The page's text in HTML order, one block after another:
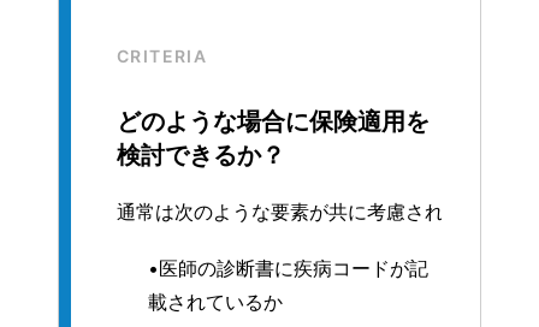
CRITERIA
どのような場合に保険適用を
検討できるか？
通常は次のような要素が共に考慮されます。
•医師の診断書に疾病コードが記
載されているか